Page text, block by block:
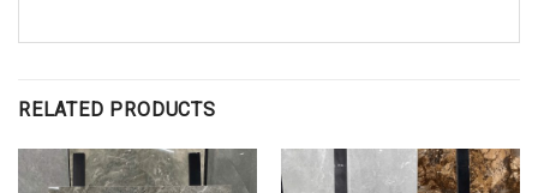
RELATED PRODUCTS